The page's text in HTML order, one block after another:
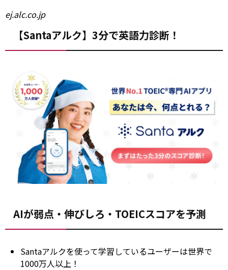
ej.alc.co.jp
【Santaアルク】3分で英語力診断！
AIが弱点・伸びしろ・TOEICスコアを予測
Santaアルクを使って学習しているユーザーは世界で
1000万人以上！